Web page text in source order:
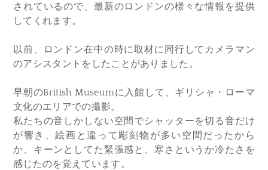
されているので、最新のロンドンの様々な情報を提供
してくれます。
以前、ロンドン在中の時に取材に同行してカメラマン
のアシスタントをしたことがありました。
早朝のBritish Museumに入館して、ギリシャ・ローマ
文化のエリアでの撮影。
私たちの音しかしない空間でシャッターを切る音だけ
が響き、絵画と違って彫刻物が多い空間だったから
か、キーンとしてた緊張感と、寒さというか冷たさを
感じたのを覚えています。